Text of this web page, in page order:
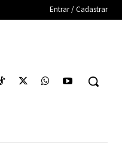
Entrar / Cadastrar